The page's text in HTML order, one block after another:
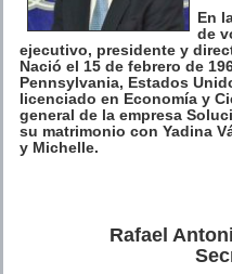
En
de
ejecutivo, presidente y
Nació el 15 de febrero de
Pennsylvania, Estados
licenciado en Economía y
general de la empresa
su matrimonio con Yadina
y Michelle.
Rafael